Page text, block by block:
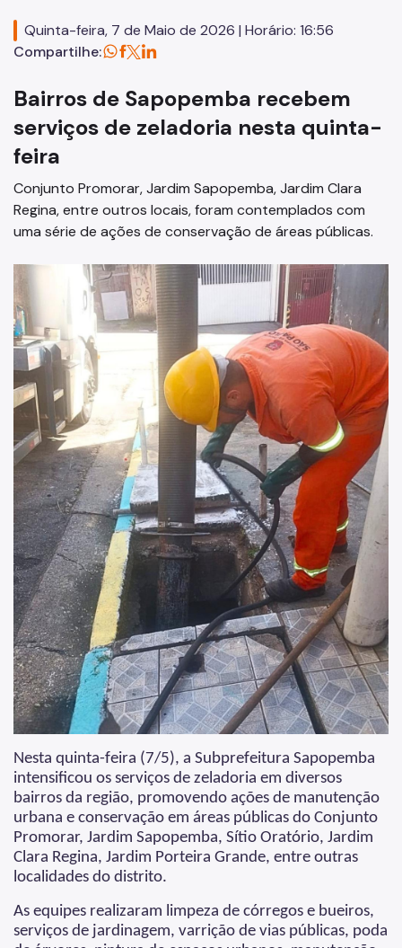
CPM
Cata-Bagulho
CIPA
Notícias
Quinta-feira, 7 de Maio de 2026 | Horário: 16:56
Compartilhe:
Bairros de Sapopemba recebem
serviços de zeladoria nesta quinta-
feira
Conjunto Promorar, Jardim Sapopemba, Jardim Clara
Regina, entre outros locais, foram contemplados com
uma série de ações de conservação de áreas públicas.
Nesta quinta-feira (7/5), a Subprefeitura Sapopemba
intensificou os serviços de zeladoria em diversos
bairros da região, promovendo ações de manutenção
urbana e conservação em áreas públicas do Conjunto
Promorar, Jardim Sapopemba, Sítio Oratório, Jardim
Clara Regina, Jardim Porteira Grande, entre outras
localidades do distrito.
As equipes realizaram limpeza de córregos e bueiros,
serviços de jardinagem, varrição de vias públicas, poda